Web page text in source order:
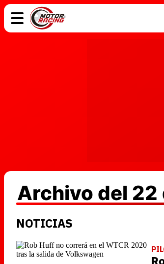
Archivo del 22
NOTICIAS